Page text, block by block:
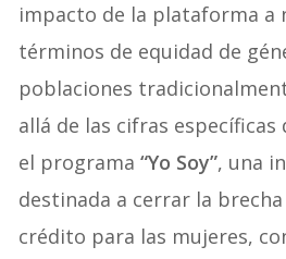
impacto de la plataforma a
términos de equidad de
poblaciones
allá de las cifras específicas
el programa“Yo Soy”, una
destinada a cerrar la brecha
crédito para las mujeres,